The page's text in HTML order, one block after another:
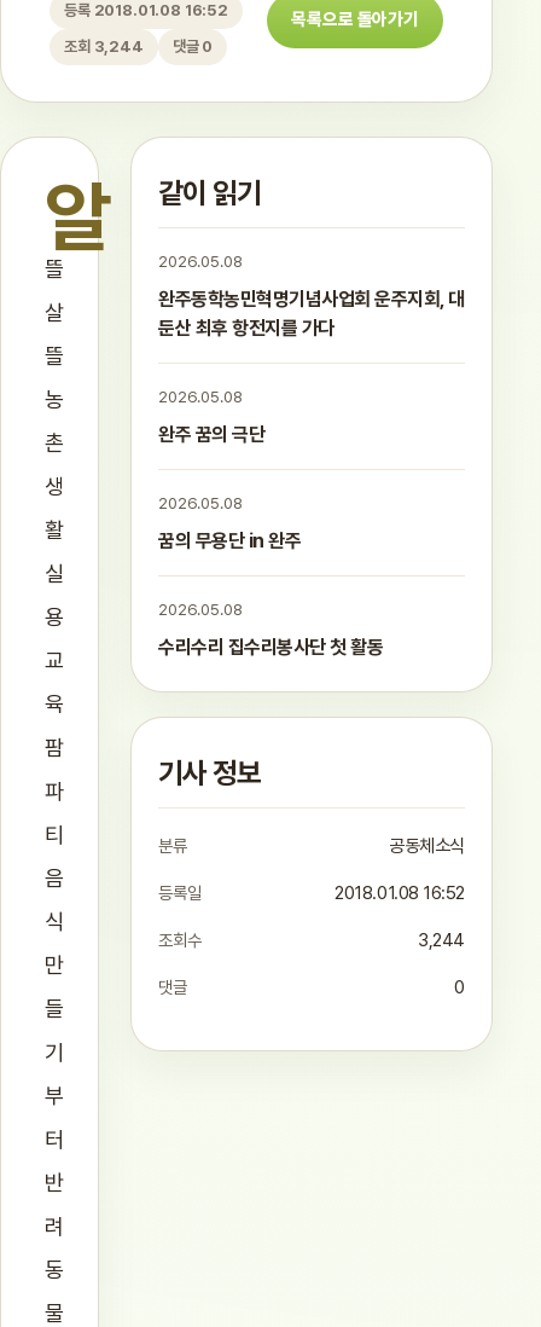
등록 2018.01.08 16:52
조회 3,244
댓글 0
목록으로 돌아가기
알
뜰
살
뜰
농
촌
생
활
실
용
교
육
팜
파
티
음
식
만
들
기
부
터
반
려
동
물
같이 읽기
2026.05.08
완주동학농민혁명기념사업회 운주지회, 대
둔산 최후 항전지를 가다
2026.05.08
완주 꿈의 극단
2026.05.08
꿈의 무용단 in 완주
2026.05.08
수리수리 집수리봉사단 첫 활동
기사 정보
분류 공동체소식
등록일 2018.01.08 16:52
조회수 3,244
댓글 0